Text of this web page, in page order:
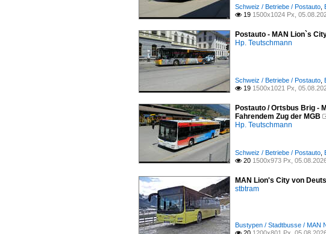
Schweiz / Betriebe / Postauto
 19 1500x1024 Px,
Postauto - MAN Lion`s
Hp. Teutschmann
Schweiz / Betriebe / Postauto
 19 1500x1021 Px,
Postauto / Ortsbus Brig -
Fahrendem Zug der MGB
Hp. Teutschmann
Schweiz / Betriebe / Postauto
 20 1500x973 Px,
MAN Lion's City von
stbtram
Bustypen / Stadtbusse / MAN